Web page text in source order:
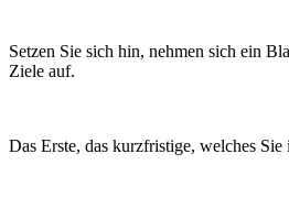
Setzen Sie sich hin, nehmen sich ein
Ziele auf.
Das Erste, das kurzfristige, welches